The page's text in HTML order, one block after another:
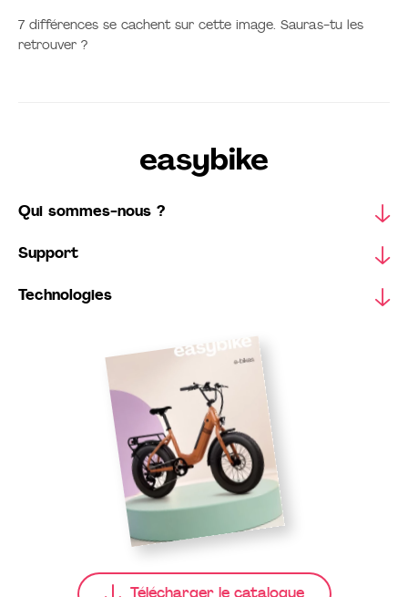
7 différences se cachent sur cette image. Sauras-tu les
retrouver ?
Qui sommes-nous ?
Support
Technologies